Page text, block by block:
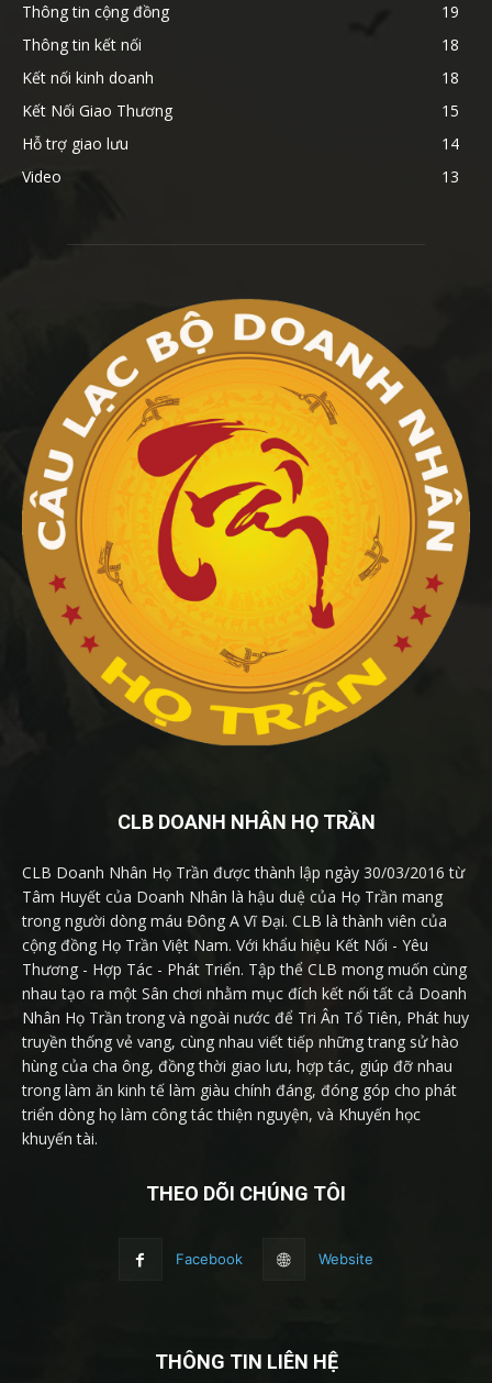
Thông tin cộng đồng
19
Thông tin kết nối
18
Kết nối kinh doanh
18
Kết Nối Giao Thương
15
Hỗ trợ giao lưu
14
Video
13
CLB DOANH NHÂN HỌ TRẦN
CLB Doanh Nhân Họ Trần được thành lập ngày 30/03/2016 từ
Tâm Huyết của Doanh Nhân là hậu duệ của Họ Trần mang
trong người dòng máu Đông A Vĩ Đại. CLB là thành viên của
cộng đồng Họ Trần Việt Nam. Với khẩu hiệu Kết Nối - Yêu
Thương - Hợp Tác - Phát Triển. Tập thể CLB mong muốn cùng
nhau tạo ra một Sân chơi nhằm mục đích kết nối tất cả Doanh
Nhân Họ Trần trong và ngoài nước để Tri Ân Tổ Tiên, Phát huy
truyền thống vẻ vang, cùng nhau viết tiếp những trang sử hào
hùng của cha ông, đồng thời giao lưu, hợp tác, giúp đỡ nhau
trong làm ăn kinh tế làm giàu chính đáng, đóng góp cho phát
triển dòng họ làm công tác thiện nguyện, và Khuyến học
khuyến tài.
THEO DÕI CHÚNG TÔI
Facebook Website
THÔNG TIN LIÊN HỆ